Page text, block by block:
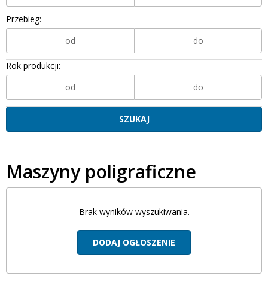
Przebieg:
Rok produkcji:
Maszyny poligraficzne
Brak wyników wyszukiwania.
DODAJ OGŁOSZENIE